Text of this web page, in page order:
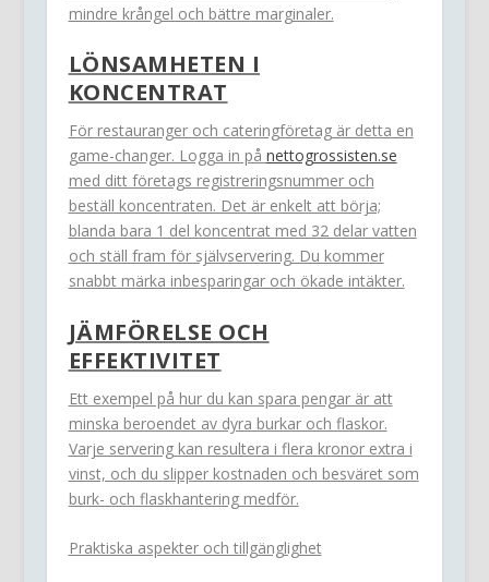
mindre krångel och bättre marginaler.
LÖNSAMHETEN I
KONCENTRAT
För restauranger och cateringföretag är detta en
game-changer. Logga in på nettogrossisten.se
med ditt företags registreringsnummer och
beställ koncentraten. Det är enkelt att börja;
blanda bara 1 del koncentrat med 32 delar vatten
och ställ fram för självservering. Du kommer
snabbt märka inbesparingar och ökade intäkter.
JÄMFÖRELSE OCH
EFFEKTIVITET
Ett exempel på hur du kan spara pengar är att
minska beroendet av dyra burkar och flaskor.
Varje servering kan resultera i flera kronor extra i
vinst, och du slipper kostnaden och besväret som
burk- och flaskhantering medför.
Praktiska aspekter och tillgänglighet